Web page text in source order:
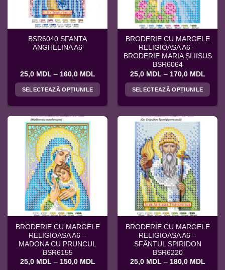
alese
în
pagina
produsului.
alese
în
pagina
produsului.
BSR6040 SFANTA
ANGHELINA A6
25,0 MDL – 160,0 MDL
prețuri:
25,0 MDL
la
SELECTEAZĂ OPȚIUNILE
are
mai
multe
variații.
Opțiunile
pot
fi
alese
în
pagina
produsului.
BRODERIE CU MARGELE
RELIGIOASA A6 –
BRODERIE MARIA ȘI IISUS
BSR6064
25,0 MDL – 170,0 MDL
25,0
la
SELECTEAZĂ OPȚIUNILE
are
mai
multe
variații.
Opțiunile
pot
fi
alese
în
pagina
produsului.
BRODERIE CU MARGELE
RELIGIOASA A6 –
MADONA CU PRUNCUL
BSR6155
25,0 MDL – 150,0 MDLInterval
BRODERIE CU MARGELE
RELIGIOASA A6 –
SFÂNTUL SPIRIDON
BSR6220
25,0 MDL – 180,0 MDL